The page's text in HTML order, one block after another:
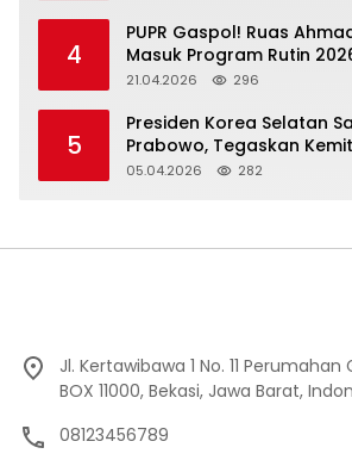
4
‎PUPR Gaspol! Ruas
Masuk Program Rutin
21.04.2026 296
5
Presiden Korea Selatan
Prabowo, Tegaskan
Komprehensif
05.04.2026 282
Jl. Kertawibawa 1 No. 11 Perumahan
BOX 11000, Bekasi, Jawa Barat,
08123456789